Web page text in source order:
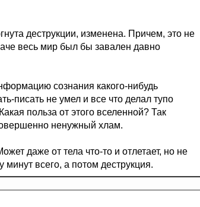
деструкции, изменена. Причем, это не
весь мир был бы завален давно
сознания какого-нибудь
писать не умел и все что делал тупо
польза от этого вселенной? Так
ненужный хлам.
даже от тела что-то и отлетает, но не
минут всего, а потом деструкция.